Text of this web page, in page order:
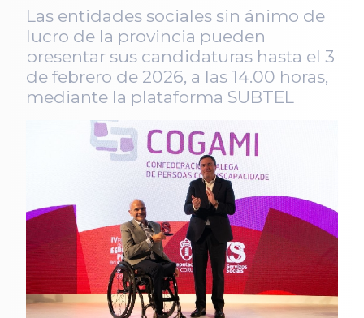
Las entidades sociales sin ánimo de
lucro de la provincia pueden
presentar sus candidaturas hasta el 3
de febrero de 2026, a las 14.00 horas,
mediante la plataforma SUBTEL